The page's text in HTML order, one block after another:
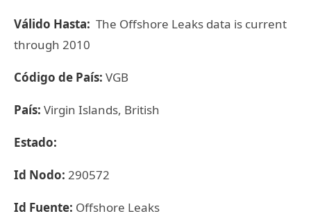
Válido Hasta: The Offshore Leaks data is current
through 2010
Código de País: VGB
País: Virgin Islands, British
Estado:
Id Nodo: 290572
Id Fuente: Offshore Leaks